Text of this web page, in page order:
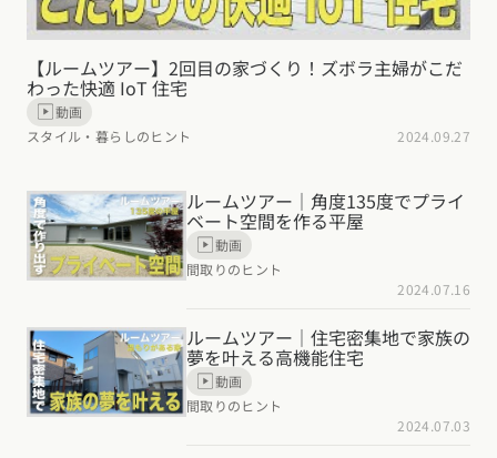
【ルームツアー】2回目の家づくり！ズボラ主婦がこだ
わった快適 IoT 住宅
動画
スタイル・暮らしのヒント
2024.09.27
ルームツアー｜角度135度でプライ
ベート空間を作る平屋
動画
間取りのヒント
2024.07.16
ルームツアー｜住宅密集地で家族の
夢を叶える高機能住宅
動画
間取りのヒント
2024.07.03